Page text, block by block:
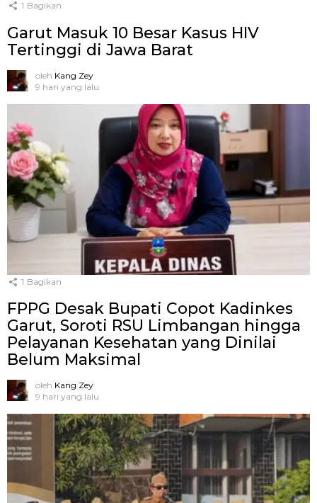
1 Bagikan
Garut Masuk 10 Besar Kasus HIV
Tertinggi di Jawa Barat
oleh Kang Zey
9 hari yang lalu
1 Bagikan
FPPG Desak Bupati Copot Kadinkes
Garut, Soroti RSU Limbangan hingga
Pelayanan Kesehatan yang Dinilai
Belum Maksimal
oleh Kang Zey
9 hari yang lalu